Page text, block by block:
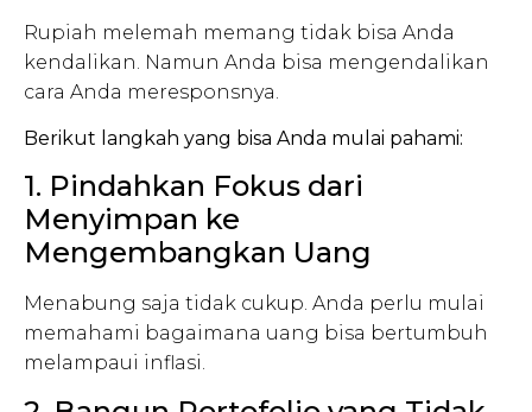
Rupiah melemah memang tidak bisa Anda
kendalikan. Namun Anda bisa mengendalikan
cara Anda meresponsnya.
Berikut langkah yang bisa Anda mulai pahami:
1. Pindahkan Fokus dari
Menyimpan ke
Mengembangkan Uang
Menabung saja tidak cukup. Anda perlu mulai
memahami bagaimana uang bisa bertumbuh
melampaui inflasi.